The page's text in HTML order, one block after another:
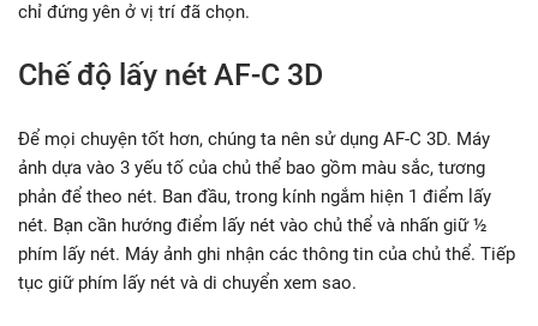
chỉ đứng yên ở vị trí đã chọn.
Chế độ lấy nét AF-C 3D
Để mọi chuyện tốt hơn, chúng ta nên sử dụng AF-C 3D. Máy
ảnh dựa vào 3 yếu tố của chủ thể bao gồm màu sắc, tương
phản để theo nét. Ban đầu, trong kính ngắm hiện 1 điểm lấy
nét. Bạn cần hướng điểm lấy nét vào chủ thể và nhấn giữ ½
phím lấy nét. Máy ảnh ghi nhận các thông tin của chủ thể. Tiếp
tục giữ phím lấy nét và di chuyển xem sao.